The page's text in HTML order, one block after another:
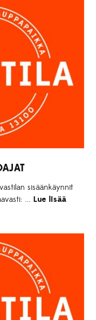
sisäänkäynnit
... Lue lisää